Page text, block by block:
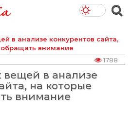
в анализе конкурентов сайта,
внимание
1788
вещей в анализе
на которые
внимание